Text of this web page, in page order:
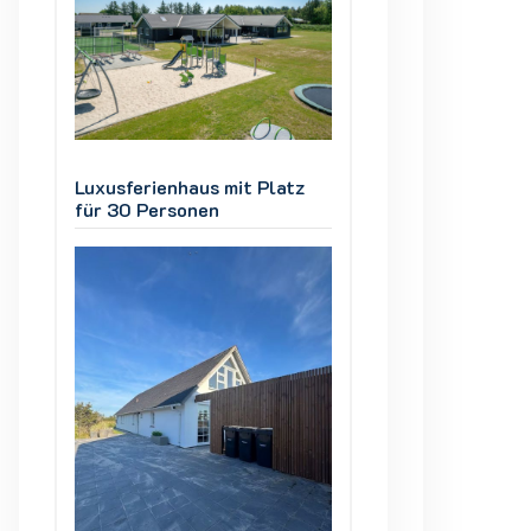
Luxusferienhaus mit Platz
für 30 Personen